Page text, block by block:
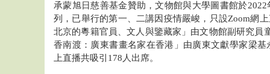
承蒙旭日慈善基金贊助，文物館與大學圖書館於
列，已舉行的第一、二講因疫情嚴峻，只設Zoom網
北京的粵籍官員、文人與鑒藏家」由文物館副研究員
香南渡：廣東書畫名家在香港」由廣東文獻學家梁
上直播共吸引178人出席。